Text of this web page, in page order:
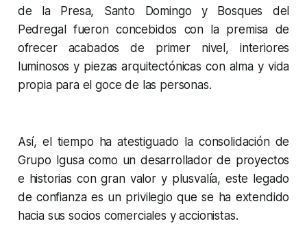
de la Presa, Santo Domingo y Bosques del
Pedregal fueron concebidos con la premisa de
ofrecer acabados de primer nivel, interiores
luminosos y piezas arquitectónicas con alma y vida
propia para el goce de las personas.
Así, el tiempo ha atestiguado la consolidación de
Grupo Igusa como un desarrollador de proyectos
e historias con gran valor y plusvalía, este legado
de confianza es un privilegio que se ha extendido
hacia sus socios comerciales y accionistas.